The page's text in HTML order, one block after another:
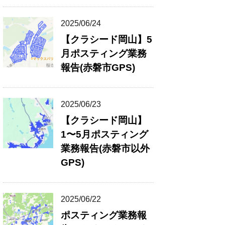
2025/06/24
【クラシード岡山】5
月ポスティング業務
報告(赤磐市GPS)
2025/06/23
【クラシード岡山】
1〜5月ポスティング
業務報告(赤磐市以外
GPS)
2025/06/22
ポスティング業務報